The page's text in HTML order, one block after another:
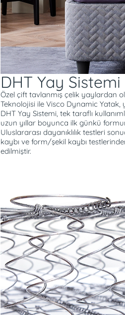
alerji riskini ve kötü koku
olur. Visco Dynamic Baza,
konstrüksiyonu sayesinde
imkanı sunar.
DHT Yay Sistemi
Özel çift tavlanmış çelik yaylardan
Teknolojisi ile Visco Dynamic Yatak,
DHT Yay Sistemi, tek taraflı
uzun yıllar boyunca ilk günkü
Uluslararası dayanıklılık testleri
kaybı ve form/şekil kaybı
edilmiştir.